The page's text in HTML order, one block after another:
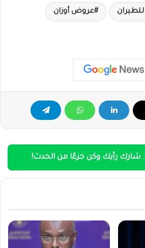
للطيران عروض أوزان
شارك رأيك وكن جزءًا من الحدث!